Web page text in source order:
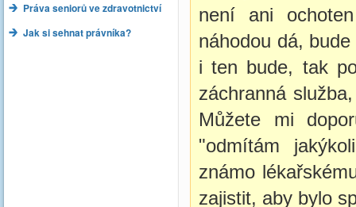
Práva seniorů ve zdravotnictví
Jak si sehnat právníka?
není ani
náhodou dá,
i ten bude, tak
záchranná
Můžete mi
"odmítám
známo
zajistit, aby bylo